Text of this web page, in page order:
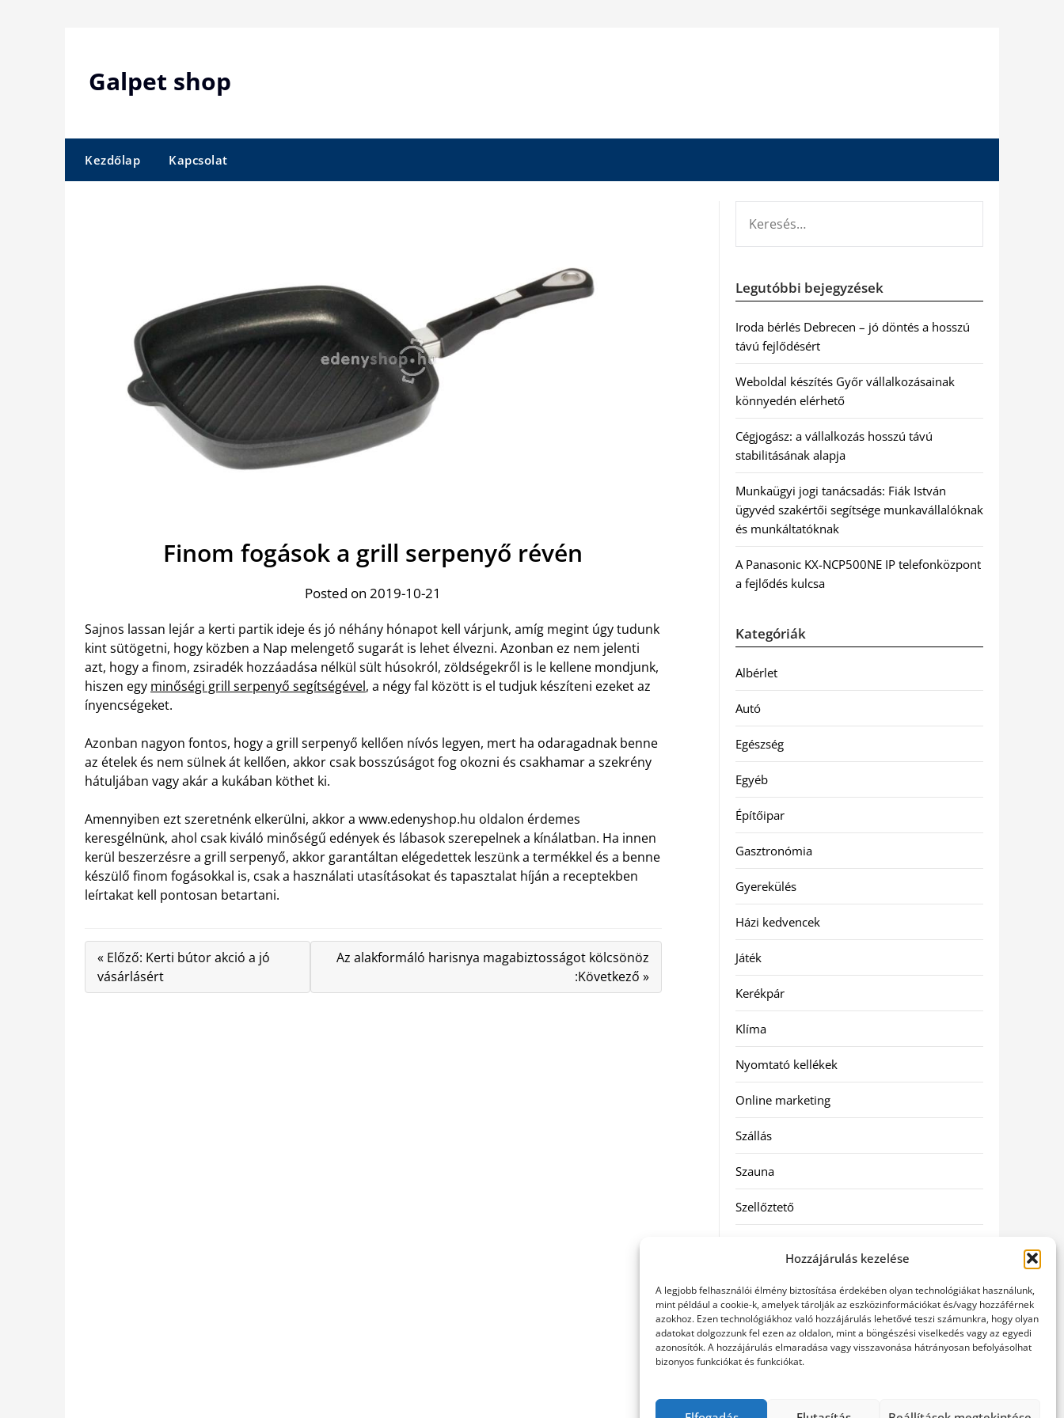
Hozzájárulás kezelése
A legjobb felhasználói élmény biztosítása érdekében olyan technológiákat használunk,
mint például a cookie-k, amelyek tárolják az eszközinformációkat és/vagy hozzáférnek
azokhoz. Ezen technológiákhoz való hozzájárulás lehetővé teszi számunkra, hogy olyan
adatokat dolgozzunk fel ezen az oldalon, mint a böngészési viselkedés vagy az egyedi
azonosítók. A hozzájárulás elmaradása vagy visszavonása hátrányosan befolyásolhat
bizonyos funkciókat és funkciókat.
Galpet shop
Kezdőlap Kapcsolat
Finom fogások a grill serpenyő révén
Posted on 2019-10-21
Sajnos lassan lejár a kerti partik ideje és jó néhány hónapot kell várjunk, amíg megint úgy tudunk
kint sütögetni, hogy közben a Nap melengető sugarát is lehet élvezni. Azonban ez nem jelenti
azt, hogy a finom, zsiradék hozzáadása nélkül sült húsokról, zöldségekről is le kellene mondjunk,
hiszen egy minőségi grill serpenyő segítségével, a négy fal között is el tudjuk készíteni ezeket az
ínyencségeket.
Azonban nagyon fontos, hogy a grill serpenyő kellően nívós legyen, mert ha odaragadnak benne
az ételek és nem sülnek át kellően, akkor csak bosszúságot fog okozni és csakhamar a szekrény
hátuljában vagy akár a kukában köthet ki.
Amennyiben ezt szeretnénk elkerülni, akkor a www.edenyshop.hu oldalon érdemes
keresgélnünk, ahol csak kiváló minőségű edények és lábasok szerepelnek a kínálatban. Ha innen
kerül beszerzésre a grill serpenyő, akkor garantáltan elégedettek leszünk a termékkel és a benne
készülő finom fogásokkal is, csak a használati utasításokat és tapasztalat híján a receptekben
leírtakat kell pontosan betartani.
« Előző: Kerti bútor akció a jó
vásárlásért
Az alakformáló harisnya magabiztosságot kölcsönöz
:Következő »
Legutóbbi bejegyzések
Iroda bérlés Debrecen – jó döntés a hosszú
távú fejlődésért
Weboldal készítés Győr vállalkozásainak
könnyedén elérhető
Cégjogász: a vállalkozás hosszú távú
stabilitásának alapja
Munkaügyi jogi tanácsadás: Fiák István
ügyvéd szakértői segítsége munkavállalóknak
és munkáltatóknak
A Panasonic KX-NCP500NE IP telefonközpont
a fejlődés kulcsa
Kategóriák
Albérlet
Autó
Egészség
Egyéb
Építőipar
Gasztronómia
Gyerekülés
Házi kedvencek
Játék
Kerékpár
Klíma
Nyomtató kellékek
Online marketing
Szállás
Szauna
Szellőztető
Utazás
Vásárlás